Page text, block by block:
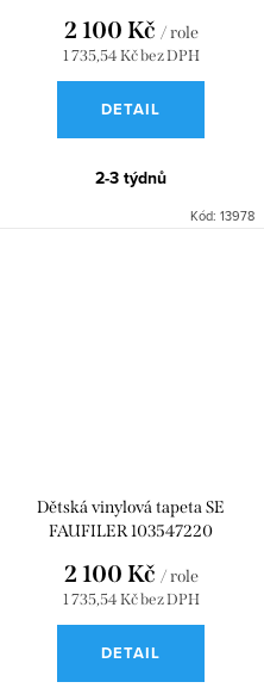
1 735,54 Kč bez DPH
2 100 Kč / role
DETAIL
2-3 týdnů
Kód: 13978
Dětská vinylová tapeta SE
FAUFILER 103547220
1 735,54 Kč bez DPH
2 100 Kč / role
DETAIL